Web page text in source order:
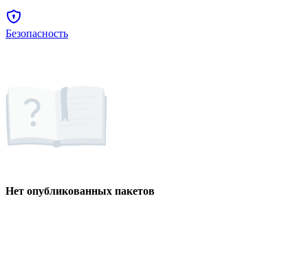
Безопасность
Нет опубликованных пакетов